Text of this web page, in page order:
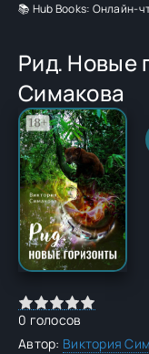
📚 Hub Books: Онлайн-
Рид. Новые
Симакова
0 голосов
Автор: Виктория